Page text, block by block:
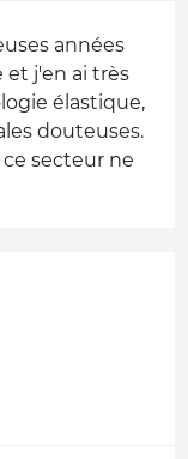
années
j'en ai très
élastique,
douteuses.
secteur ne